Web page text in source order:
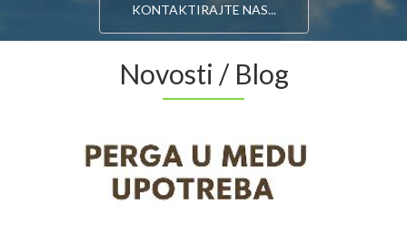
KONTAKTIRAJTE NAS...
Novosti / Blog